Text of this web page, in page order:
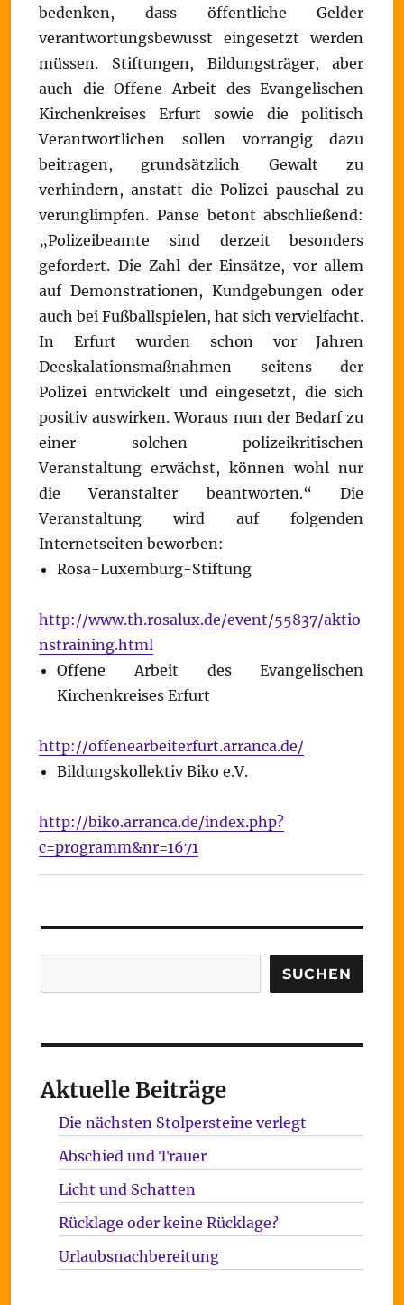
bedenken, dass öffentliche Gelder
verantwortungsbewusst eingesetzt werden
müssen. Stiftungen, Bildungsträger, aber
auch die Offene Arbeit des Evangelischen
Kirchenkreises Erfurt sowie die politisch
Verantwortlichen sollen vorrangig dazu
beitragen, grundsätzlich Gewalt zu
verhindern, anstatt die Polizei pauschal zu
verunglimpfen. Panse betont abschließend:
„Polizeibeamte sind derzeit besonders
gefordert. Die Zahl der Einsätze, vor allem
auf Demonstrationen, Kundgebungen oder
auch bei Fußballspielen, hat sich vervielfacht.
In Erfurt wurden schon vor Jahren
Deeskalationsmaßnahmen seitens der
Polizei entwickelt und eingesetzt, die sich
positiv auswirken. Woraus nun der Bedarf zu
einer solchen polizeikritischen
Veranstaltung erwächst, können wohl nur
die Veranstalter beantworten.“ Die
Veranstaltung wird auf folgenden
Internetseiten beworben:
Rosa-Luxemburg-Stiftung
http://www.th.rosalux.de/event/55837/aktio
nstraining.html
Offene Arbeit des Evangelischen
Kirchenkreises Erfurt
http://offenearbeiterfurt.arranca.de/
Bildungskollektiv Biko e.V.
http://biko.arranca.de/index.php?
c=programm&nr=1671
SUCHEN
Aktuelle Beiträge
Die nächsten Stolpersteine verlegt
Abschied und Trauer
Licht und Schatten
Rücklage oder keine Rücklage?
Urlaubsnachbereitung